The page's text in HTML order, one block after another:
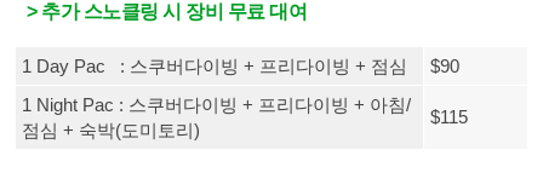
>추가 스노클링 시 장비 무료 대여
1 Day Pac : 스쿠버다이빙 + 프리다이빙 + 점심
$90
1 Night Pac : 스쿠버다이빙 + 프리다이빙 + 아침/
점심 + 숙박(도미토리)
$115